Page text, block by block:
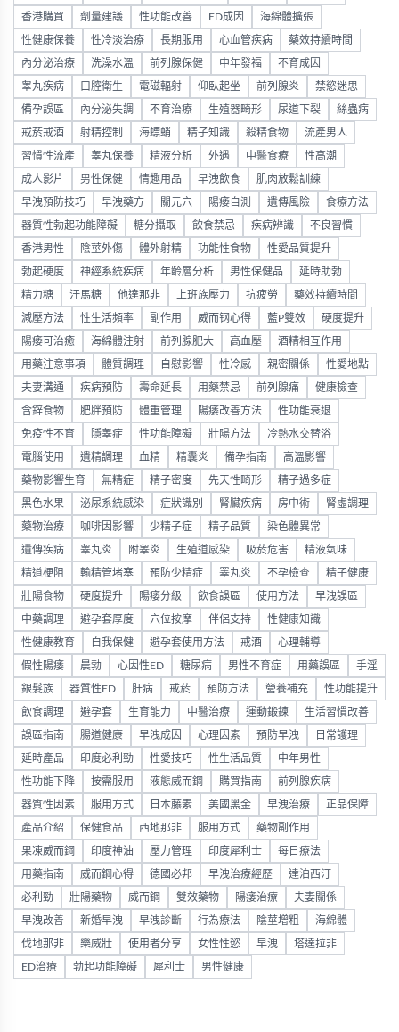
香港購買 劑量建議 性功能改善 ED成因 海綿體擴張
性健康保養 性冷淡治療 長期服用 心血管疾病 藥效持續時間
內分泌治療 洗澡水溫 前列腺保健 中年發福 不育成因
睾丸疾病 口腔衛生 電磁輻射 仰臥起坐 前列腺炎 禁慾迷思
備孕誤區 內分泌失調 不育治療 生殖器畸形 尿道下裂 絲蟲病
戒菸戒酒 射精控制 海螵蛸 精子知識 殺精食物 流產男人
習慣性流產 睾丸保養 精液分析 外遇 中醫食療 性高潮
成人影片 男性保健 情趣用品 早洩飲食 肌肉放鬆訓練
早洩預防技巧 早洩藥方 關元穴 陽痿自測 遺傳風險 食療方法
器質性勃起功能障礙 糖分攝取 飲食禁忌 疾病辨識 不良習慣
香港男性 陰莖外傷 體外射精 功能性食物 性愛品質提升
勃起硬度 神經系統疾病 年齡層分析 男性保健品 延時助勃
精力糖 汗馬糖 他達那非 上班族壓力 抗疲勞 藥效持續時間
減壓方法 性生活頻率 副作用 威而钢心得 藍P雙效 硬度提升
陽痿可治癒 海綿體注射 前列腺肥大 高血壓 酒精相互作用
用藥注意事項 體質調理 自慰影響 性冷感 親密關係 性愛地點
夫妻溝通 疾病預防 壽命延長 用藥禁忌 前列腺痛 健康檢查
含鋅食物 肥胖預防 體重管理 陽痿改善方法 性功能衰退
免疫性不育 隱睾症 性功能障礙 壯陽方法 冷熱水交替浴
電腦使用 遺精調理 血精 精囊炎 備孕指南 高溫影響
藥物影響生育 無精症 精子密度 先天性畸形 精子過多症
黑色水果 泌尿系統感染 症狀識別 腎臟疾病 房中術 腎虛調理
藥物治療 咖啡因影響 少精子症 精子品質 染色體異常
遺傳疾病 睾丸炎 附睾炎 生殖道感染 吸菸危害 精液氣味
精道梗阻 輸精管堵塞 預防少精症 睪丸炎 不孕檢查 精子健康
壯陽食物 硬度提升 陽痿分級 飲食誤區 使用方法 早洩誤區
中藥調理 避孕套厚度 穴位按摩 伴侶支持 性健康知識
性健康教育 自我保健 避孕套使用方法 戒酒 心理輔導
假性陽痿 晨勃 心因性ED 糖尿病 男性不育症 用藥誤區 手淫
銀髮族 器質性ED 肝病 戒菸 預防方法 營養補充 性功能提升
飲食調理 避孕套 生育能力 中醫治療 運動鍛鍊 生活習慣改善
誤區指南 腸道健康 早洩成因 心理因素 預防早洩 日常護理
延時產品 印度必利勁 性愛技巧 性生活品質 中年男性
性功能下降 按需服用 液態威而鋼 購買指南 前列腺疾病
器質性因素 服用方式 日本藤素 美國黑金 早洩治療 正品保障
產品介紹 保健食品 西地那非 服用方式 藥物副作用
果凍威而鋼 印度神油 壓力管理 印度犀利士 每日療法
用藥指南 威而鋼心得 德國必邦 早洩治療經歷 達泊西汀
必利勁 壯陽藥物 威而鋼 雙效藥物 陽痿治療 夫妻關係
早洩改善 新婚早洩 早洩診斷 行為療法 陰莖增粗 海綿體
伐地那非 樂威壯 使用者分享 女性性慾 早洩 塔達拉非
ED治療 勃起功能障礙 犀利士 男性健康